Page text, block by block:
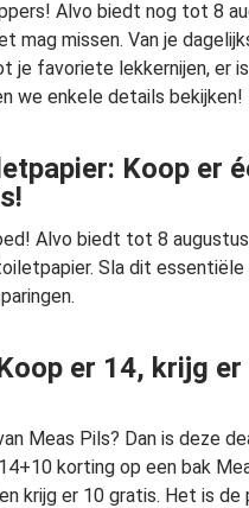
Alvo biedt nog tot 8
mag missen. Van je
je favoriete lekkernijen, er
we enkele details bekijken!
Koop er
Alvo biedt tot 8
Sla dit essentiële
er 14, krijg er
Meas Pils? Dan is deze
korting op een bak
krijg er 10 gratis. Het is